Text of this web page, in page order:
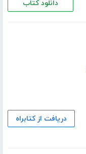
دانلود کتاب
دریافت از کتابراه